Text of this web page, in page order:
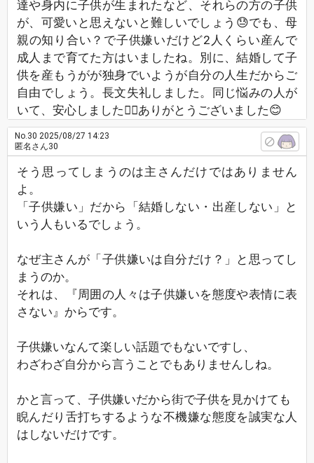
達や身内に子供が生まれたなど、それらの方の子供
が、可愛いと思えないと難しいでしょう😓でも、母
親の知り合い？で子供嫌いだけど2人くらい産んで
成人まで育てた方はいましたね。別に、結婚して子
供を産もうがが独身でいようが自分の人生だからご
自由でしょう。長文失礼しました。同じ悩みの人が
いて、安心しました😮‍💨ありがとうございました😊
No.30 2025/08/27 14:23
匿名さん30
そう思ってしまうのは主さんだけではありません
よ。
「子供嫌い」だから「結婚しない・出産しない」と
いう人もいるでしょう。
なぜ主さんが「子供嫌いは自分だけ？」と思ってし
まうのか。
それは、『周囲の人々は子供嫌いを態度や表情に表
さない』からです。
子供嫌いなんて楽しい話題でもないですし、
わざわざ自分から言うことでもありませんしね。
かと言って、子供嫌いだから街で子供を見かけても
睨んだり舌打ちするような不機嫌な態度を誠実な人
はしないだけです。